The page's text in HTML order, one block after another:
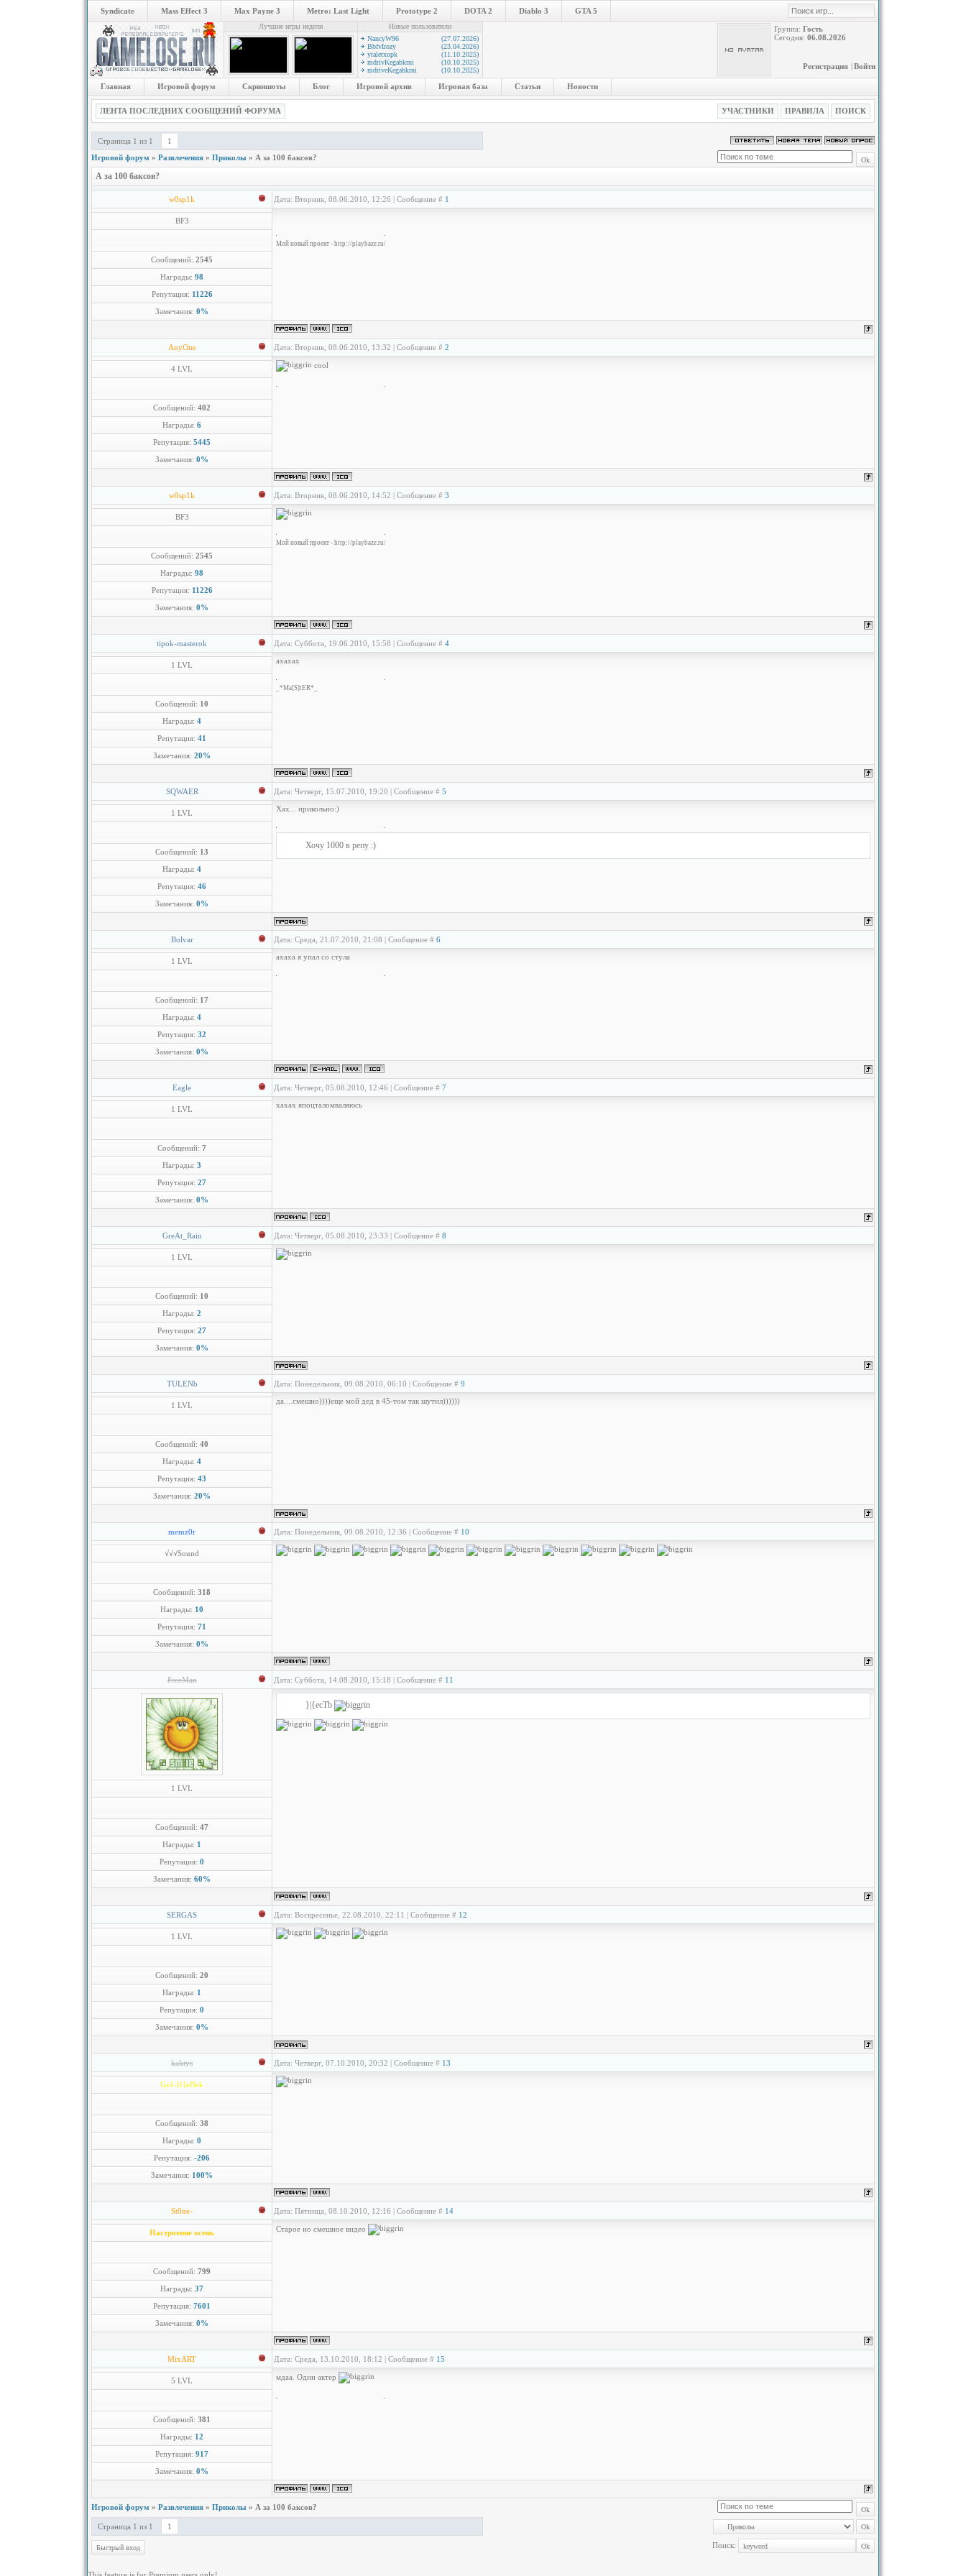
Syndicate Mass Effect 3 Max Payne 3 Metro: Last Light Prototype 2 DOTA 2 Diablo 3 GTA 5
Лучшие игры недели
Новые пользователи
NancyW96
(27.07.2026)
BbfvIrozy
(23.04.2026)
ytaletxopk
(11.10.2025)
mdrivKegabkrni
(10.10.2025)
mdriveKegabkrni
(10.10.2025)
Группа: Гость
Сегодня: 06.08.2026
Войти
|
Регистрация
Главная Игровой форум Скриншоты Блог Игровой архив Игровая база Статьи Новости
ЛЕНТА ПОСЛЕДНИХ СООБЩЕНИЙ ФОРУМА УЧАСТНИКИ ПРАВИЛА ПОИСК
Страница 1 из 1
1
Игровой форум » Развлечения » Приколы » А за 100 баксов?
А за 100 баксов?
w0sp1k Дата: Вторник, 08.06.2010, 12:26 | Сообщение # 1
BF3
Сообщений: 2545
Награды: 98
Репутация: 11226
Замечания: 0%
Мой новый проект - http://playbaze.ru/
AnyOne Дата: Вторник, 08.06.2010, 13:32 | Сообщение # 2
4 LVL
Сообщений: 402
Награды: 6
Репутация: 5445
Замечания: 0%
cool
w0sp1k Дата: Вторник, 08.06.2010, 14:52 | Сообщение # 3
BF3
Сообщений: 2545
Награды: 98
Репутация: 11226
Замечания: 0%
Мой новый проект - http://playbaze.ru/
tipok-masterok Дата: Суббота, 19.06.2010, 15:58 | Сообщение # 4
1 LVL
Сообщений: 10
Награды: 4
Репутация: 41
Замечания: 20%
ахахах
_*Ma[S]tER*_
SQWAER Дата: Четверг, 15.07.2010, 19:20 | Сообщение # 5
1 LVL
Сообщений: 13
Награды: 4
Репутация: 46
Замечания: 0%
Хах... прикольно:)
Хочу 1000 в репу :)
Bolvar Дата: Среда, 21.07.2010, 21:08 | Сообщение # 6
1 LVL
Сообщений: 17
Награды: 4
Репутация: 32
Замечания: 0%
ахаха я упал со стула
Eagle Дата: Четверг, 05.08.2010, 12:46 | Сообщение # 7
1 LVL
Сообщений: 7
Награды: 3
Репутация: 27
Замечания: 0%
хахах япоцталомваляюсь
GreAt_Rain Дата: Четверг, 05.08.2010, 23:33 | Сообщение # 8
1 LVL
Сообщений: 10
Награды: 2
Репутация: 27
Замечания: 0%
TULENb Дата: Понедельник, 09.08.2010, 06:10 | Сообщение # 9
1 LVL
Сообщений: 40
Награды: 4
Репутация: 43
Замечания: 20%
да....смешно))))еще мой дед в 45-том так шутил))))))
memz0r Дата: Понедельник, 09.08.2010, 12:36 | Сообщение # 10
√√√Sound
Сообщений: 318
Награды: 10
Репутация: 71
Замечания: 0%
FreeMan Дата: Суббота, 14.08.2010, 15:18 | Сообщение # 11
1 LVL
Сообщений: 47
Награды: 1
Репутация: 0
Замечания: 60%
}|{ecTb
SERGAS Дата: Воскресенье, 22.08.2010, 22:11 | Сообщение # 12
1 LVL
Сообщений: 20
Награды: 1
Репутация: 0
Замечания: 0%
kaktys Дата: Четверг, 07.10.2010, 20:32 | Сообщение # 13
Gyf-}I{eHek
Сообщений: 38
Награды: 0
Репутация: -206
Замечания: 100%
St0ne- Дата: Пятница, 08.10.2010, 12:16 | Сообщение # 14
Настроение осень
Сообщений: 799
Награды: 37
Репутация: 7601
Замечания: 0%
Старое но смешное видео
MixART Дата: Среда, 13.10.2010, 18:12 | Сообщение # 15
5 LVL
Сообщений: 381
Награды: 12
Репутация: 917
Замечания: 0%
мдаа. Один актер
Игровой форум » Развлечения » Приколы » А за 100 баксов?
Страница 1 из 1 1
Поиск: